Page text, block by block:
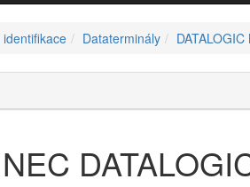
Dataterminály